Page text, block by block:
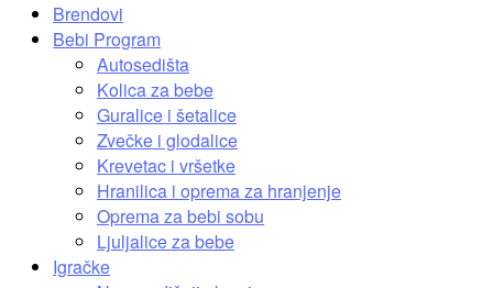
Brendovi
Bebi Program
Autosedišta
Kolica za bebe
Guralice i šetalice
Zvečke i glodalice
Krevetac i vršetke
Hranilica i oprema za hranjenje
Oprema za bebi sobu
Ljuljalice za bebe
Igračke